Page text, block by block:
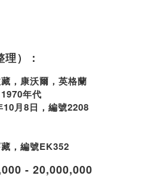
）：
，康沃爾，英格蘭
年代
月8日，編號2208
，編號EK352
- 20,000,000